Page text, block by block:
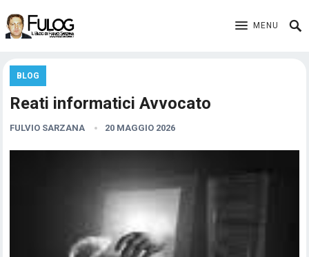
MENU
BLOG
Reati informatici Avvocato
FULVIO SARZANA 20 MAGGIO 2026